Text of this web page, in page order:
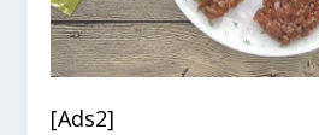
[Ads2]